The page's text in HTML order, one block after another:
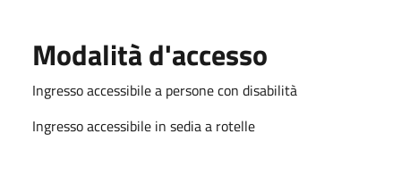
Modalità d'accesso
Ingresso accessibile a persone con disabilità
Ingresso accessibile in sedia a rotelle